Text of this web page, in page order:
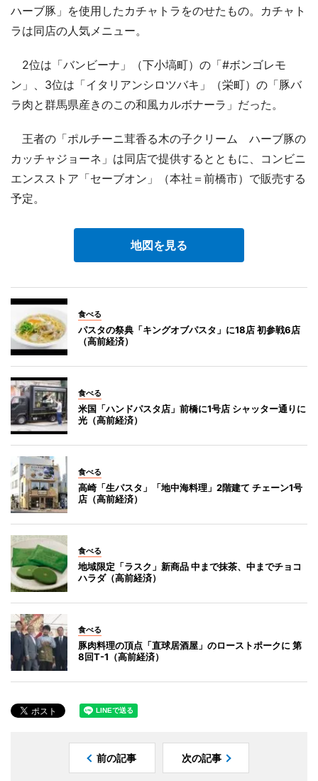
ハーブ豚」を使用したカチャトラをのせたもの。カチャト
ラは同店の人気メニュー。
2位は「バンビーナ」（下小塙町）の「#ボンゴレモ
ン」、3位は「イタリアンシロツバキ」（栄町）の「豚バ
ラ肉と群馬県産きのこの和風カルボナーラ」だった。
王者の「ポルチーニ茸香る木の子クリーム ハーブ豚の
カッチャジョーネ」は同店で提供するとともに、コンビニ
エンスストア「セーブオン」（本社＝前橋市）で販売する
予定。
地図を見る
食べる
パスタの祭典「キングオブパスタ」に18店 初参戦6店
（高前経済）
食べる
米国「ハンドパスタ店」前橋に1号店 シャッター通りに
光（高前経済）
食べる
高崎「生パスタ」「地中海料理」2階建て チェーン1号
店（高前経済）
食べる
地域限定「ラスク」新商品 中まで抹茶、中までチョコ
ハラダ（高前経済）
食べる
豚肉料理の頂点「直球居酒屋」のローストポークに 第
8回T-1（高前経済）
前の記事 次の記事